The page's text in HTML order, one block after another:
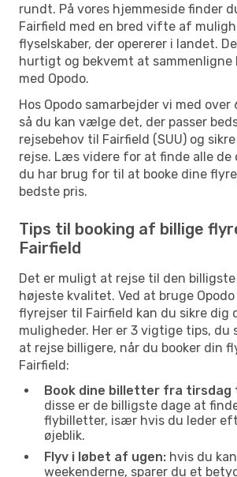
rundt. På vores hjemmeside finder
Fairfield med en bred vifte af
flyselskaber, der opererer i landet.
hurtigt og bekvemt at sammenligne
med Opodo.
Hos Opodo samarbejder vi med over
så du kan vælge det, der passer
rejsebehov til Fairfield (SUU) og
rejse. Læs videre for at finde alle de
du har brug for til at booke dine
bedste pris.
Tips til booking af billige
Fairfield
Det er muligt at rejse til den billigste
højeste kvalitet. Ved at bruge
flyrejser til Fairfield kan du sikre dig
muligheder. Her er 3 vigtige tips, du
at rejse billigere, når du booker din
Fairfield:
Book dine billetter fra tirsdag
disse er de billigste dage at
flybilletter, især hvis du leder
øjeblik.
Flyv i løbet af ugen: hvis du
weekenderne, sparer du et